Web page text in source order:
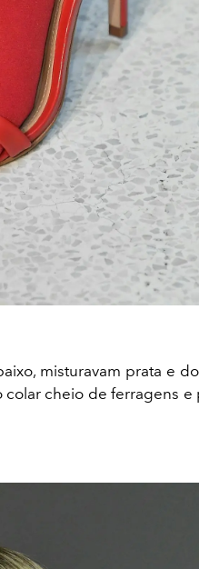
misturavam prata e
colar cheio de ferragens e